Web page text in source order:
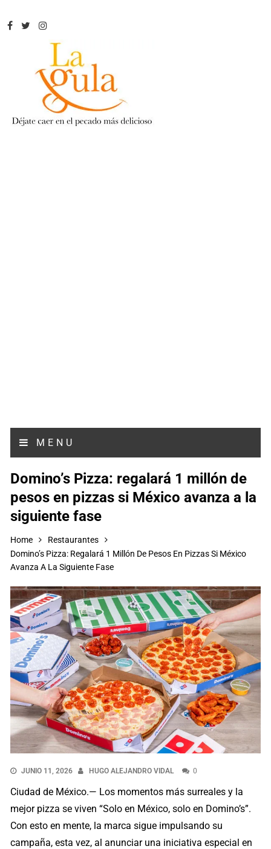
MENU
Domino’s Pizza: regalará 1 millón de
pesos en pizzas si México avanza a la
siguiente fase
Home
Restaurantes
Domino’s Pizza: Regalará 1 Millón De Pesos En Pizzas Si México
Avanza A La Siguiente Fase
JUNIO 11, 2026 HUGO ALEJANDRO VIDAL 0
Ciudad de México.— Los momentos más surreales y la
mejor pizza se viven “Solo en México, solo en Domino’s”.
Con esto en mente, la marca sigue impulsando su
campaña, esta vez, al anunciar una iniciativa especial en